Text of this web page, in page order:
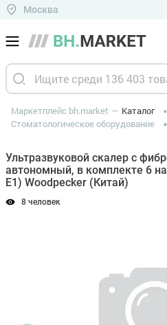
Москва
Маркетплейс bh.market Каталог
Стоматологическое оборудование
Ультразвуковой скалер с
автономный, в комплекте 6
E1) Woodpecker (Китай)
8 человек